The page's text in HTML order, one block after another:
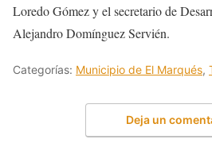
Loredo Gómez y el secretario de
Alejandro Domínguez Servién.
Categorías: Municipio de El Marqués,
Deja un